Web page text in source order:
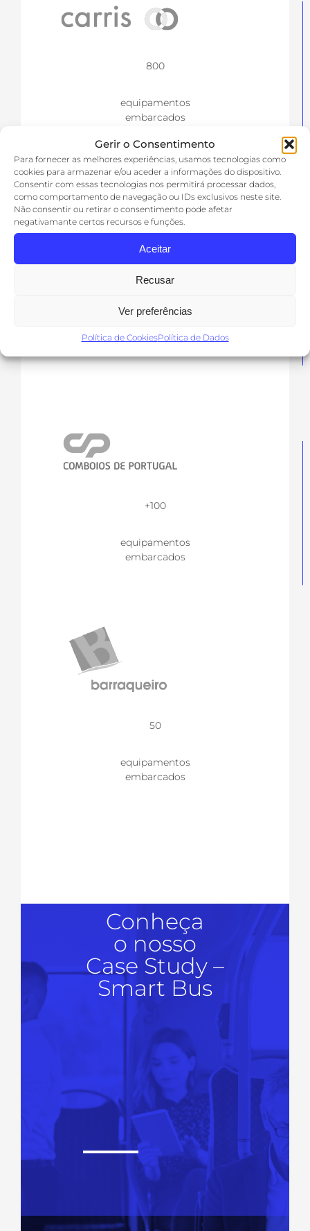
Gerir o Consentimento
Para fornecer as melhores experiências, usamos tecnologias como
cookies para armazenar e/ou aceder a informações do dispositivo.
Consentir com essas tecnologias nos permitirá processar dados,
como comportamento de navegação ou IDs exclusivos neste site.
Não consentir ou retirar o consentimento pode afetar
negativamante certos recursos e funções.
Aceitar
Recusar
Ver preferências
Política de CookiesPolítica de Dados
800
equipamentos
embarcados
30
embarcados
+100
equipamentos
embarcados
50
equipamentos
embarcados
Conheça
o nosso
Case Study –
Smart Bus